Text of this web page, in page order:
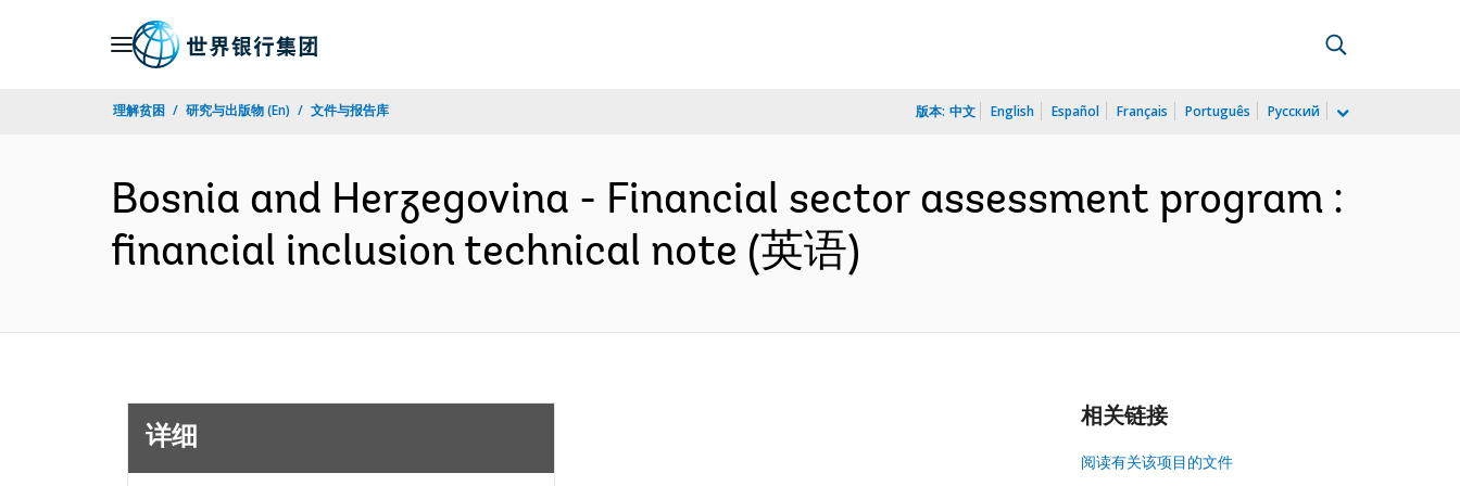
理解贫困 研究与出版物 (En) 文件与报告库 版本: 中文 English Español Français Português Русский
Bosnia and Herzegovina - Financial sector assessment program :
financial inclusion technical note (英语)
详细
相关链接
阅读有关该项目的文件